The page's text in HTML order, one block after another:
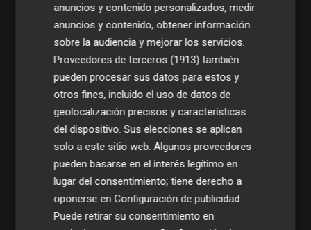
anuncios y contenido personalizados, medir
anuncios y contenido, obtener información
sobre la audiencia y mejorar los servicios.
Proveedores de terceros (1913) también
pueden procesar sus datos para estos y
otros fines, incluido el uso de datos de
geolocalización precisos y características
del dispositivo. Sus elecciones se aplican
solo a este sitio web. Algunos proveedores
pueden basarse en el interés legítimo en
lugar del consentimiento; tiene derecho a
oponerse enConfiguración de publicidad
Puede retirar su consentimiento en